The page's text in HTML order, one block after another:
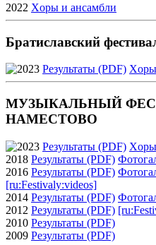
2022 Xоры и ансамбли
Братиславский
2023 Результаты (PDF)
МУЗЫКАЛЬНЫЙ
НАМЕСТОВО
2023 Результаты (PDF)
2018 Результаты (PDF)
2016 Результаты (PDF)
[ru:Festivaly:videos]
2014 Результаты (PDF)
2012 Результаты (PDF)
2010 Результаты (PDF)
2009 Результаты (PDF)